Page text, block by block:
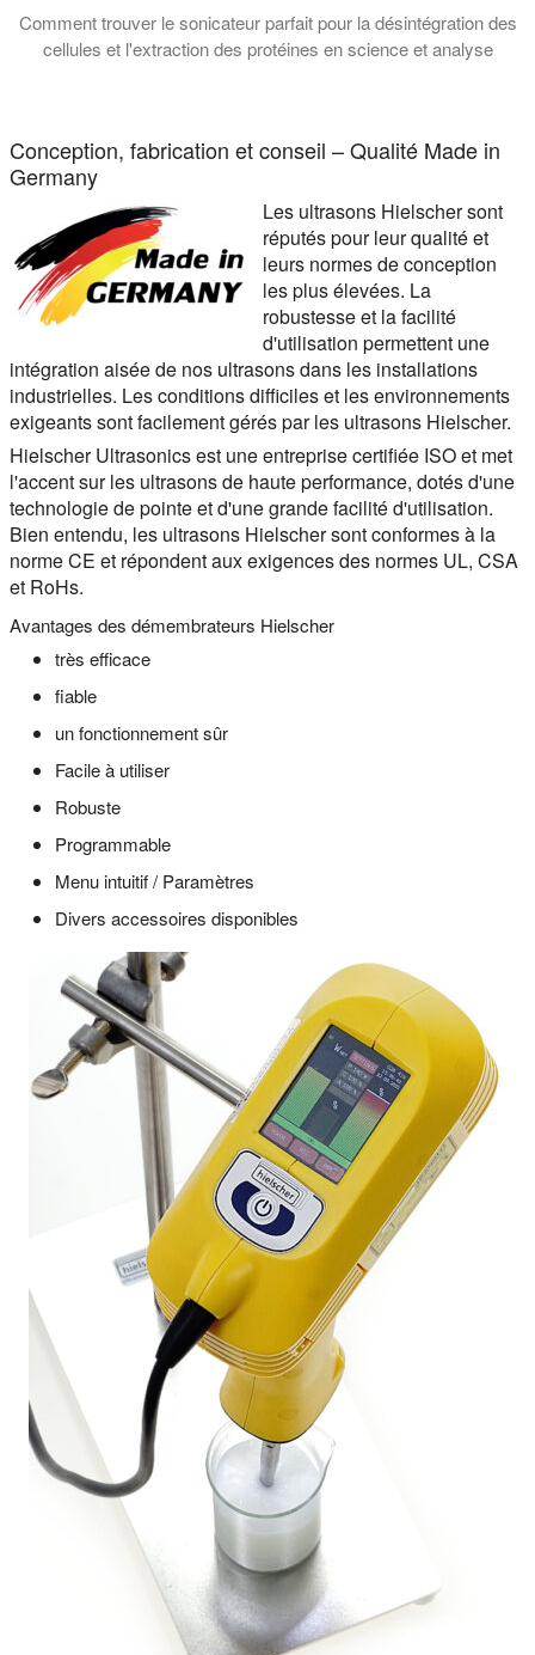
Comment trouver le sonicateur parfait pour la désintégration des
cellules et l'extraction des protéines en science et analyse
Conception, fabrication et conseil – Qualité Made in
Germany
Les ultrasons Hielscher sont
réputés pour leur qualité et
leurs normes de conception
les plus élevées. La
robustesse et la facilité
d'utilisation permettent une
intégration aisée de nos ultrasons dans les installations
industrielles. Les conditions difficiles et les environnements
exigeants sont facilement gérés par les ultrasons Hielscher.
Hielscher Ultrasonics est une entreprise certifiée ISO et met
l'accent sur les ultrasons de haute performance, dotés d'une
technologie de pointe et d'une grande facilité d'utilisation.
Bien entendu, les ultrasons Hielscher sont conformes à la
norme CE et répondent aux exigences des normes UL, CSA
et RoHs.
Avantages des démembrateurs Hielscher
très efficace
fiable
un fonctionnement sûr
Facile à utiliser
Robuste
Programmable
Menu intuitif / Paramètres
Divers accessoires disponibles